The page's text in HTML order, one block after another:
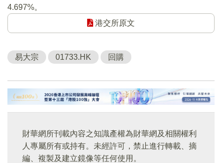
4.697%。
港交所原文
易大宗 01733.HK 回購
財華網所刊載內容之知識產權為財華網及相關權利
人專屬所有或持有。未經許可，禁止進行轉載、摘
編、複製及建立鏡像等任何使用。